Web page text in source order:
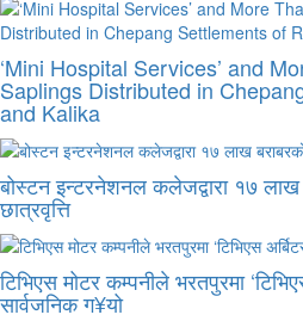
‘Mini Hospital Services’ and
Saplings Distributed in
and Kalika
बोस्टन इन्टरनेशनल कलेजद्वारा १७ लाख
छात्रवृत्ति
टिभिएस मोटर कम्पनीले भरतपुरमा
सार्वजनिक ग¥यो